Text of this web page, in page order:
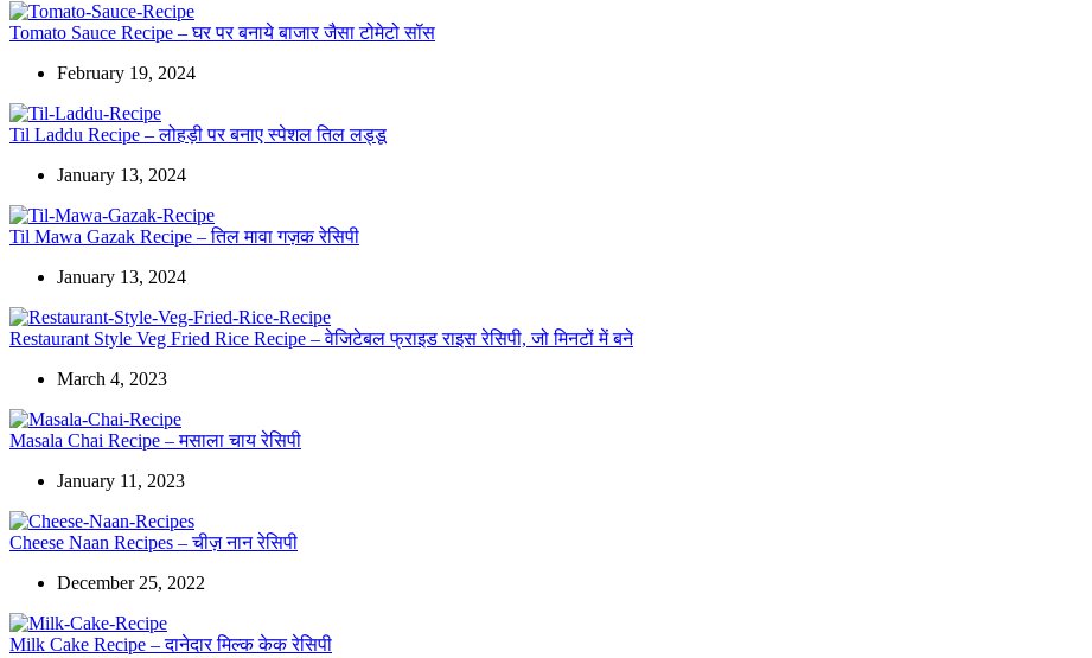
Tomato Sauce Recipe – घर पर बनाये बाजार जैसा टोमेटो सॉस
February 19, 2024
Til Laddu Recipe – लोहड़ी पर बनाए स्पेशल तिल लड्डू
January 13, 2024
Til Mawa Gazak Recipe – तिल मावा गज़क रेसिपी
January 13, 2024
Restaurant Style Veg Fried Rice Recipe – वेजिटेबल फ्राइड राइस रेसिपी, जो मिनटों में बने
March 4, 2023
Masala Chai Recipe – मसाला चाय रेसिपी
January 11, 2023
Cheese Naan Recipes – चीज़ नान रेसिपी
December 25, 2022
Milk Cake Recipe – दानेदार मिल्क केक रेसिपी